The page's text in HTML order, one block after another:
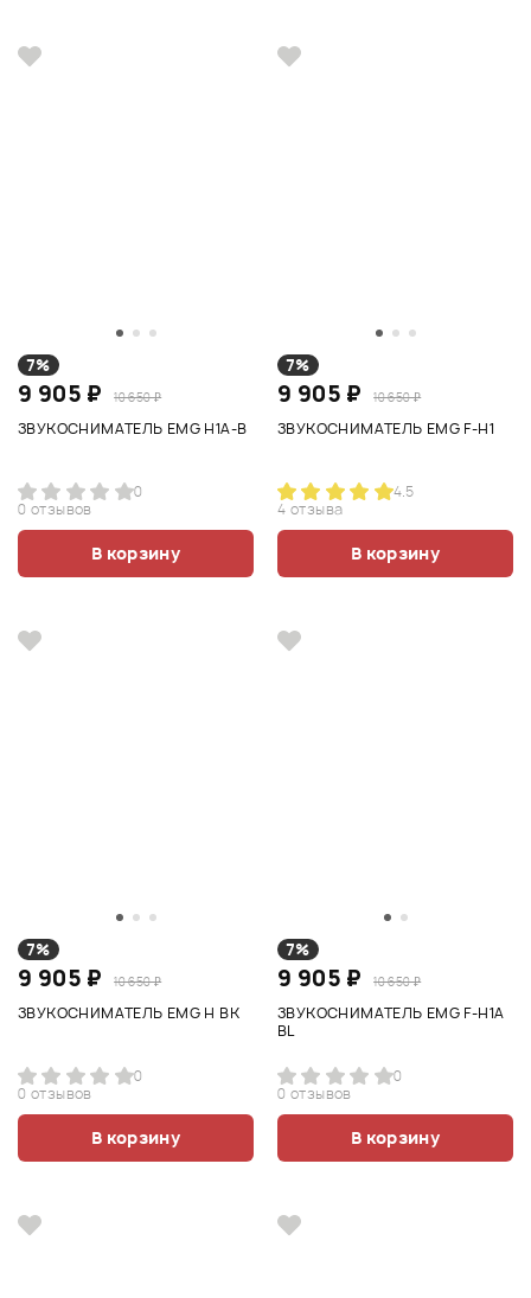
7%
9 905 ₽ 10 650 ₽
ЗВУКОСНИМАТЕЛЬ EMG H1A-B
0
0 отзывов
В корзину
7%
9 905 ₽ 10 650 ₽
ЗВУКОСНИМАТЕЛЬ EMG F-H1
4.5
4 отзыва
В корзину
7%
9 905 ₽ 10 650 ₽
ЗВУКОСНИМАТЕЛЬ EMG H BK
0
0 отзывов
В корзину
7%
9 905 ₽ 10 650 ₽
ЗВУКОСНИМАТЕЛЬ EMG F-H1A
BL
0
0 отзывов
В корзину